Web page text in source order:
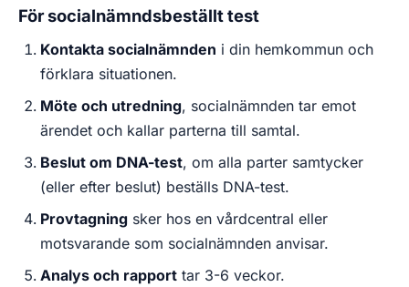
För socialnämndsbeställt test
Kontakta socialnämnden i din hemkommun och
förklara situationen.
Möte och utredning, socialnämnden tar emot
ärendet och kallar parterna till samtal.
Beslut om DNA-test, om alla parter samtycker
(eller efter beslut) beställs DNA-test.
Provtagning sker hos en vårdcentral eller
motsvarande som socialnämnden anvisar.
Analys och rapport tar 3-6 veckor.